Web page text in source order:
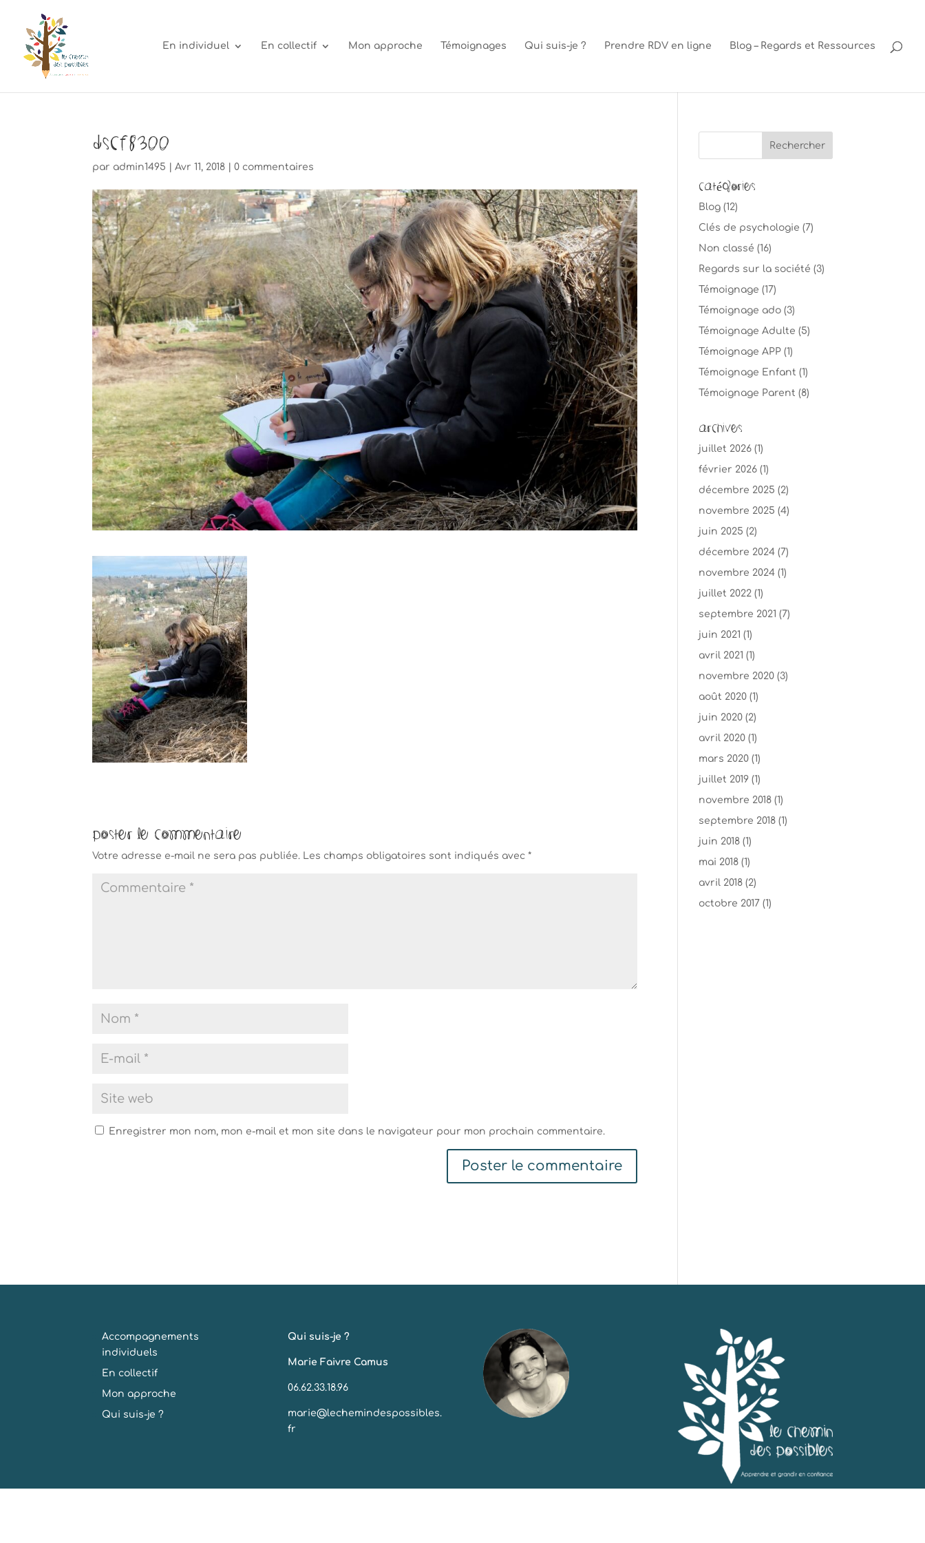
En individuel En collectif Mon approche Témoignages Qui suis-je ? Prendre RDV en ligne Blog – Regards et Ressources
DSCF8300
par admin1495 |Avr 11, 2018 |0 commentaires
Poster le commentaire
Votre adresse e-mail ne sera pas publiée. Les champs obligatoires sont indiqués avec*
Enregistrer mon nom, mon e-mail et mon site dans le navigateur pour mon prochain commentaire.
Catégories
Blog (12)
Clés de psychologie (7)
Non classé (16)
Regards sur la société (3)
Témoignage (17)
Témoignage ado (3)
Témoignage Adulte (5)
Témoignage APP (1)
Témoignage Enfant (1)
Témoignage Parent (8)
Archives
juillet 2026 (1)
février 2026 (1)
décembre 2025 (2)
novembre 2025 (4)
juin 2025 (2)
décembre 2024 (7)
novembre 2024 (1)
juillet 2022 (1)
septembre 2021 (7)
juin 2021 (1)
avril 2021 (1)
novembre 2020 (3)
août 2020 (1)
juin 2020 (2)
avril 2020 (1)
mars 2020 (1)
juillet 2019 (1)
novembre 2018 (1)
septembre 2018 (1)
juin 2018 (1)
mai 2018 (1)
avril 2018 (2)
octobre 2017 (1)
Accompagnements
individuels
En collectif
Mon approche
Qui suis-je ?
Qui suis-je ?
Marie Faivre Camus
06.62.33.18.96
marie@lechemindespossibles.
fr